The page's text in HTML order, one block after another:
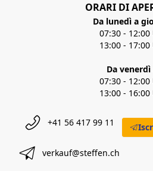
ORARI DI
Da lunedì a
07:30 - 12:00
13:00 -
Da venerdì
07:30 - 12:00
13:00 -
+41 56 417 99 11
verkauf@steffen.ch